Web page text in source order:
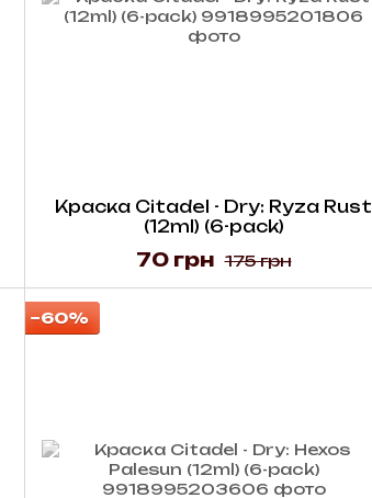
Краска Citadel - Dry: Ryza Rust
(12ml) (6-pack)
175 грн
70 грн
−60%